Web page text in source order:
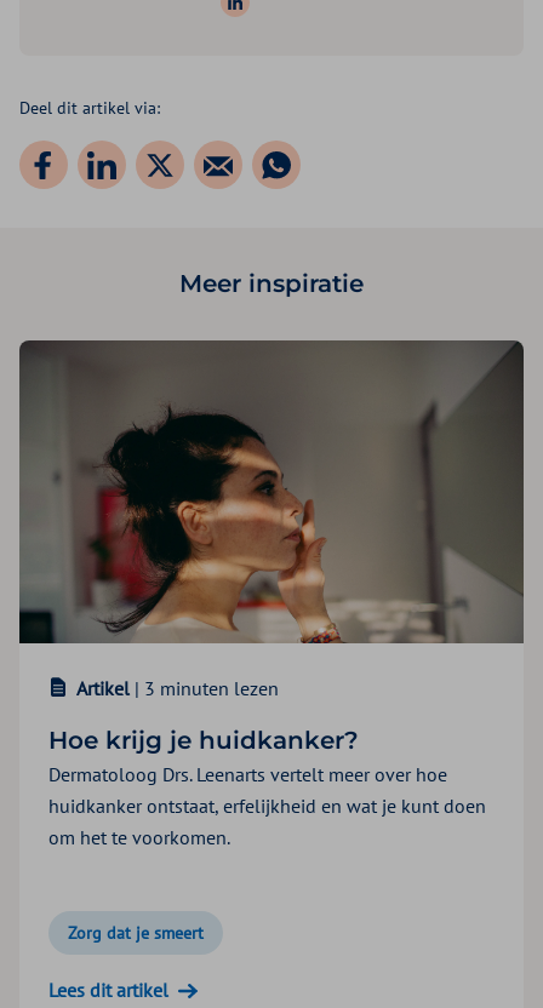
Volg ons op: LinkedIn
Deel dit artikel via:
Meer inspiratie
Artikel | 3 minuten lezen
Hoe krijg je huidkanker?
Dermatoloog Drs. Leenarts vertelt meer over hoe
huidkanker ontstaat, erfelijkheid en wat je kunt doen
om het te voorkomen.
Zorg dat je smeert
Lees dit artikel